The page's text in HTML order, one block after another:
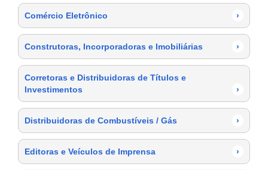
Comércio Eletrônico ›
Construtoras, Incorporadoras e Imobiliárias ›
Corretoras e Distribuidoras de Títulos e
Investimentos
›
Distribuidoras de Combustíveis / Gás ›
Editoras e Veículos de Imprensa ›